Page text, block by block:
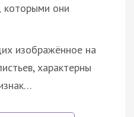
они
изображённое на
характерны